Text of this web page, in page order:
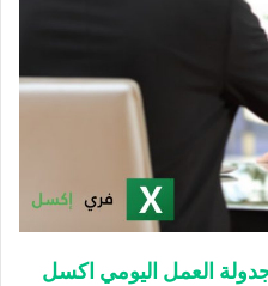
العمل اليومي اكسل